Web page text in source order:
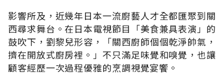
影響所及，近幾年日本一流廚藝人才全都匯聚到關
西尋求舞台。在日本電視節目「美食兼具表演」的
鼓吹下，劉黎兒形容，「關西廚師個個乾淨帥氣，
擠在開放式廚房裡。」不只滿足味覺和嗅覺，也讓
顧客經歷一次過程優雅的烹調視覺宴饗。